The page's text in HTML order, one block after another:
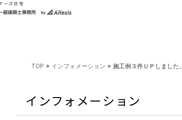
TOP > インフォメーション > 施工例３件ＵＰしました。
インフォメーション